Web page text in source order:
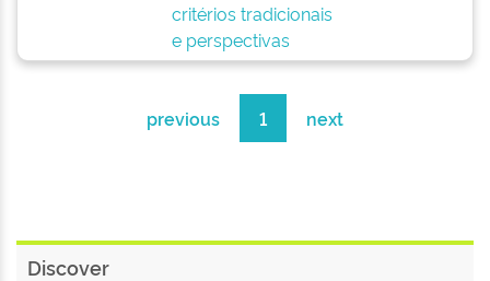
critérios tradicionais
e perspectivas
previous 1 next
Discover